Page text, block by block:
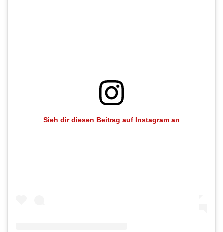
Sieh dir diesen Beitrag auf Instagram an